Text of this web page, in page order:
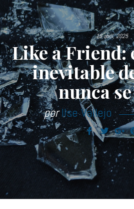
18 abril, 2025
Like a Friend:
inevitable
nunca
porIlse Vallejo